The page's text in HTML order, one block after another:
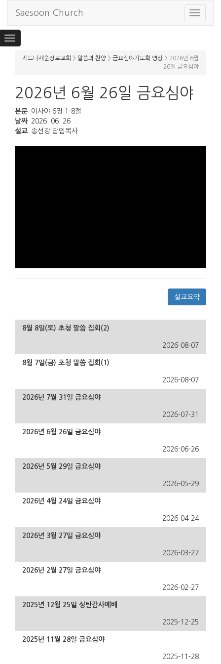
Toggle
Saesoon Church
Toggle
시드니새순장로교회 > 말씀과 찬양 > 금요심야기도회 영상 > 2026년 6월
26일 금요심야
2026년 6월 26일 금요심야
본문 이사야 6장 1-8절
날짜 2026. 06. 26
설교 송선강 담임목사
설교요약
8월 8일(토) 초청 말씀 집회(2)
2026-08-07
8월 7일(금) 초청 말씀 집회(1)
2026-08-07
2026년 7월 31일 금요심야
2026-07-31
2026년 6월 26일 금요심야
2026-06-26
2026년 5월 29일 금요심야
2026-05-29
2026년 4월 24일 금요심야
2026-04-24
2026년 3월 27일 금요심야
2026-03-27
2026년 2월 27일 금요심야
2026-02-27
2025년 12월 25일 성탄감사예배
2025-12-25
2025년 11월 28일 금요심야
2025-11-28